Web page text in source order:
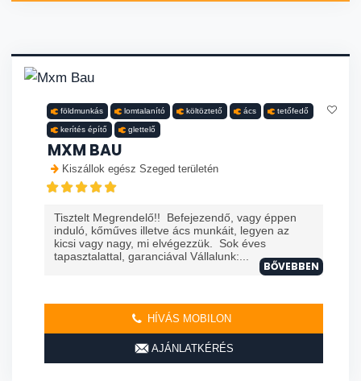
földmunkás lomtalanító költöztető ács tetőfedő
kerítés építő glettelő
MXM BAU
Kiszállok egész Szeged területén
Tisztelt Megrendelő!! Befejezendő, vagy éppen
induló, kőműves illetve ács munkáit, legyen az
kicsi vagy nagy, mi elvégezzük. Sok éves
tapasztalattal, garanciával Vállalunk:...
BŐVEBBEN
HÍVÁS MOBILON
AJÁNLATKÉRÉS